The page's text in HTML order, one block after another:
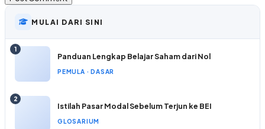
MULAI DARI SINI
1
Panduan Lengkap Belajar Saham dari Nol
PEMULA · DASAR
2
Istilah Pasar Modal Sebelum Terjun ke BEI
GLOSARIUM